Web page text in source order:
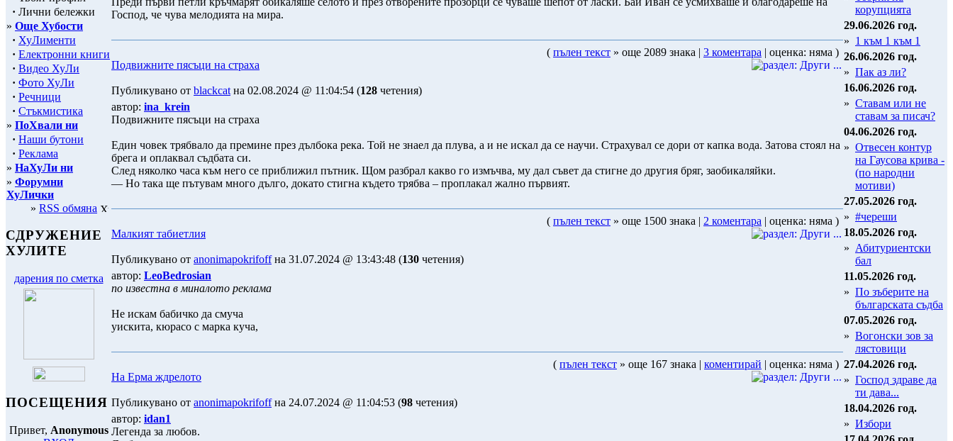
· Лични бележки
» Още Хубости
· ХуЛименти
· Електронни книги
· Видео ХуЛи
· Фото ХуЛи
· Речници
· Стъкмистика
» ПоХвали ни
· Наши бутони
· Реклама
» НаХуЛи ни
» Форумни
ХуЛички
» RSS обмяна
СДРУЖЕНИЕ
ХУЛИТЕ
дарения по сметка
ПОСЕЩЕНИЯ
Привет, Anonymous
Господ, че чува мелодията на мира.
( пълен текст » още 2089 знака | 3 коментара | оценка: няма )
Подвижните пясъци на страха
Публикувано от blackcat на 02.08.2024 @ 11:04:54 (128 четения)
автор: ina_krein
Подвижните пясъци на страха
Един човек трябвало да премине през дълбока река. Той не знаел да плува, а и не искал да се научи. Страхувал се дори от капка вода. Затова стоял на
брега и оплаквал съдбата си.
След няколко часа към него се приближил пътник. Щом разбрал какво го измъчва, му дал съвет да стигне до другия бряг, заобикаляйки.
— Но така ще пътувам много дълго, докато стигна където трябва – проплакал жално първият.
( пълен текст » още 1500 знака | 2 коментара | оценка: няма )
Малкият табиетлия
Публикувано от anonimapokrifoffна 31.07.2024 @ 13:43:48 (130 четения)
автор: LeoBedrosian
по известна в миналото реклама
Не искам бабичко да смуча
уискита, кюрасо с марка куча,
( пълен текст » още 167 знака | коментирай | оценка: няма )
На Ерма ждрелото
Публикувано от anonimapokrifoffна 24.07.2024 @ 11:04:53 (98 четения)
автор: idan1
Легенда за любов.
корупцията
29.06.2026 год.
» 1 към 1 към 1
26.06.2026 год.
» Пак аз ли?
16.06.2026 год.
» Ставам или не
ставам за писач?
04.06.2026 год.
» Отвесен контур
на Гаусова крива -
(по народни
мотиви)
27.05.2026 год.
» #череши
18.05.2026 год.
» Абитуриентски
бал
11.05.2026 год.
» По зъберите на
българската съдба
07.05.2026 год.
» Вогонски зов за
лястовици
27.04.2026 год.
» Господ здраве да
ти дава...
18.04.2026 год.
» Избори